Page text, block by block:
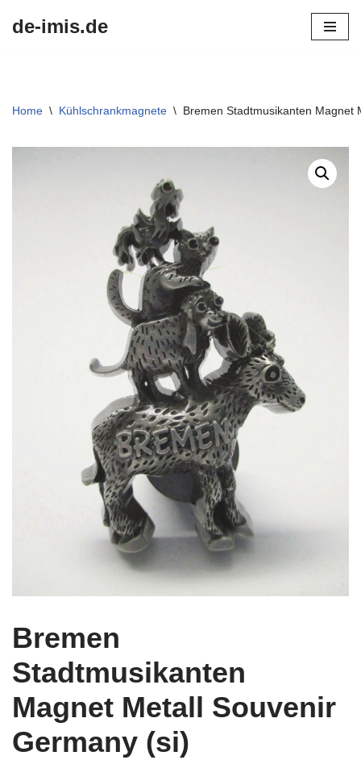
de-imis.de
Home \ Kühlschrankmagnete \ Bremen Stadtmusikanten Magnet
Bremen
Stadtmusikanten
Magnet Metall Souvenir
Germany (si)